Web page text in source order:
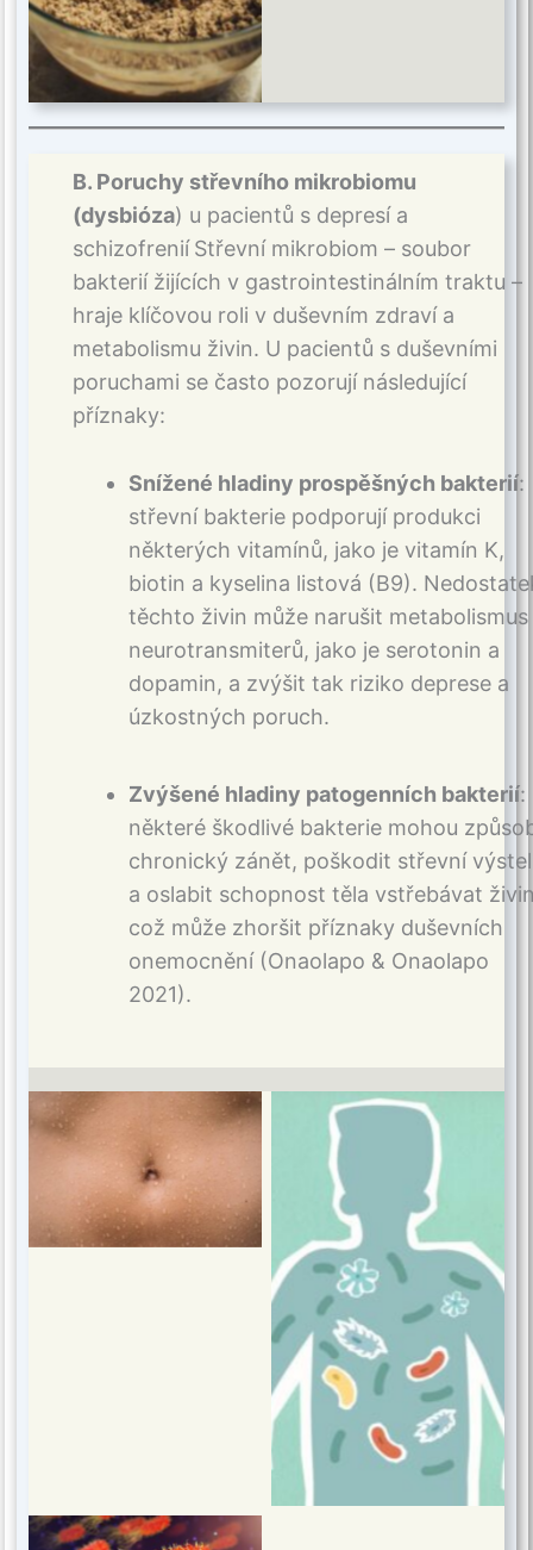
B. Poruchy střevního mikrobiomu
(dysbióza) u pacientů s depresí a
schizofrenií Střevní mikrobiom – soubor
bakterií žijících v gastrointestinálním traktu –
hraje klíčovou roli v duševním zdraví a
metabolismu živin. U pacientů s duševními
poruchami se často pozorují následující
příznaky:
Snížené hladiny prospěšných bakterií:
střevní bakterie podporují produkci
některých vitamínů, jako je vitamín K,
biotin a kyselina listová (B9).
těchto živin může narušit metabolismus
neurotransmiterů, jako je serotonin a
dopamin, a zvýšit tak riziko deprese a
úzkostných poruch.
Zvýšené hladiny patogenních bakterií:
některé škodlivé bakterie mohou
chronický zánět, poškodit střevní
a oslabit schopnost těla vstřebávat
což může zhoršit příznaky duševních
onemocnění (Onaolapo & Onaolapo
2021).